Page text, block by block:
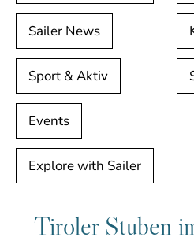
Sailer News
Sport & Aktiv
Events
Explore with Sailer
Tiroler Stuben